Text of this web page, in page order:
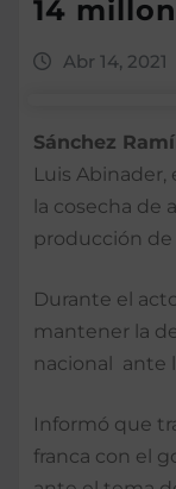
14
Abr 14, 2021
Sánchez
Luis
la cosecha de
producción de
Durante el
mantener la
nacional ante
Informó que
franca con el